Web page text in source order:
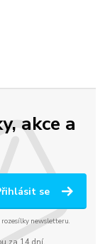
akce a
se
rozesílky newsletteru.